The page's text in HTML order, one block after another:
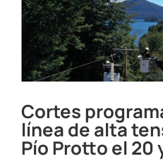
Cortes
línea de alta
Pío Protto el 20